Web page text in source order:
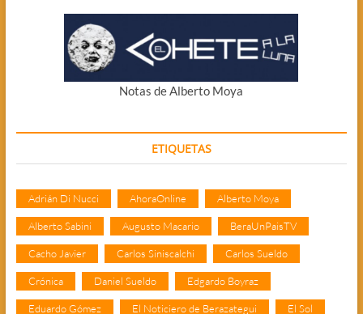
Notas de Alberto Moya
ETIQUETAS
Adrián Di Nucci AhoraOnline Alberto Moya
Alberto Sabini Augusto Macario BeraUnPaisTV
Cacho Javier Carlos Siniscalchi Carlos Sueldo
Crónica Daniel Sueldo Edgardo Boyraz
Eduardo Gómez El Noticiero de Berazategui El Sol